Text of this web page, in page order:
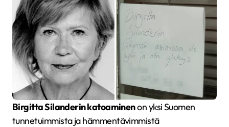
Birgitta Silanderin katoaminenon yksi Suomen
tunnetuimmista ja hämmentävimmistä